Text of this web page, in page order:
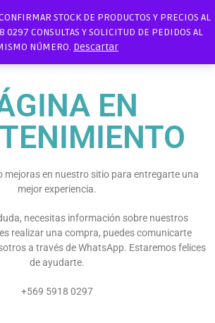
STOCK DE PRODUCTOS Y PRECIOS AL
0297 CONSULTAS Y SOLICITUD DE PEDIDOS AL
NÚMERO. Descartar
EN
mejoras en nuestro sitio para entregarte una
mejor experiencia.
necesitas información sobre nuestros
realizar una compra, puedes comunicarte
a través de WhatsApp. Estaremos felices
de ayudarte.
+569 5918 0297